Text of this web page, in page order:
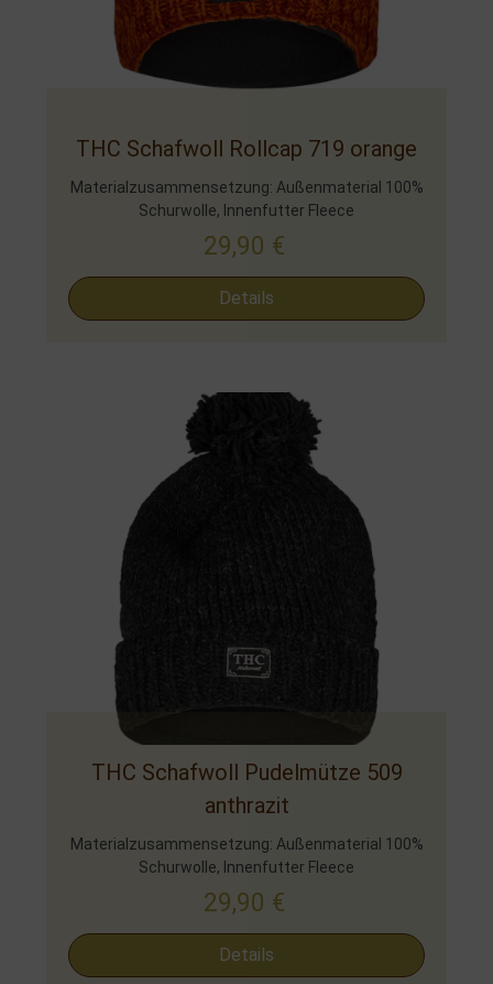
THC Schafwoll Rollcap 719 orange
Materialzusammensetzung: Außenmaterial 100%
Schurwolle, Innenfutter Fleece
29,90 €
Details
THC Schafwoll Pudelmütze 509
anthrazit
Materialzusammensetzung: Außenmaterial 100%
Schurwolle, Innenfutter Fleece
29,90 €
Details